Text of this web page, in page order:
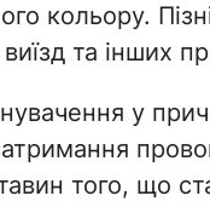
кольору.
та інших
у
того, що